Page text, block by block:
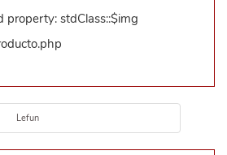
property: stdClass::$img
Lefun